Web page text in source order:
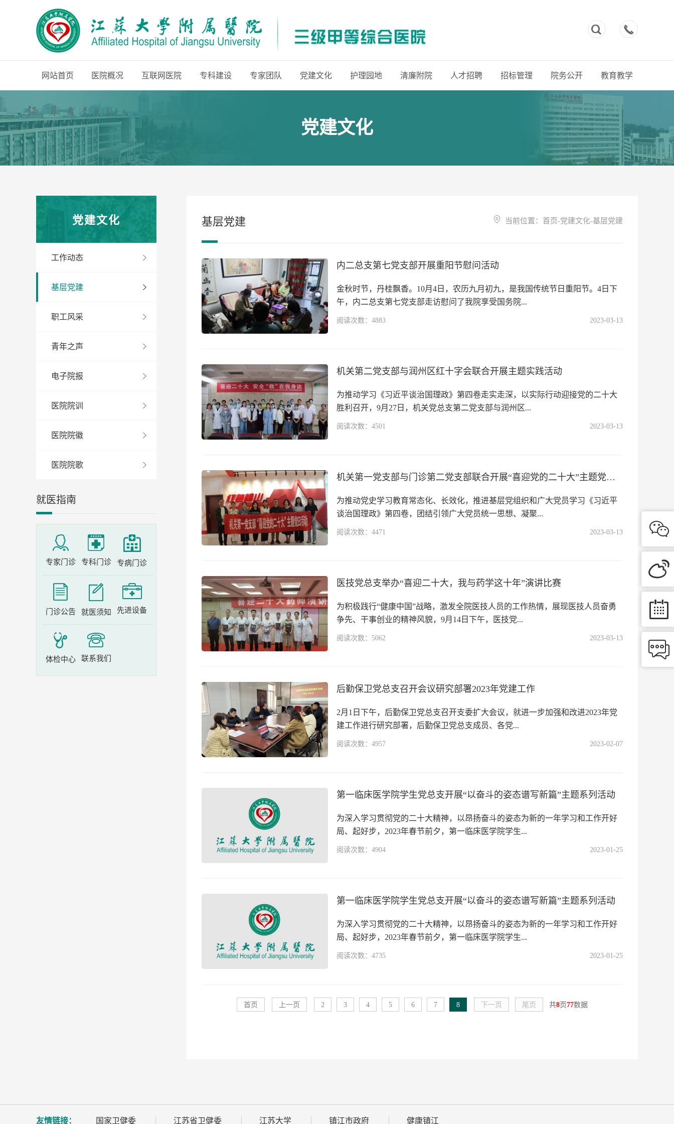

 
网站首页 医院概况 互联网医院 专科建设 专家团队 党建文化 护理园地 清廉附院 人才招聘 招标管理 院务公开 教育教学
党建文化
党建文化
工作动态
基层党建
职工风采
青年之声
电子院报
医院院训
医院院徽
医院院歌
就医指南
专家门诊 专科门诊 专病门诊
门诊公告 就医须知 先进设备
体检中心 联系我们
基层党建 当前位置： 首页-党建文化-基层党建
内二总支第七党支部开展重阳节慰问活动
金秋时节，丹桂飘香。10月4日，农历九月初九，是我国传统节日重阳节。4日下
午，内二总支第七党支部走访慰问了我院享受国务院...
阅读次数：4883 2023-03-13
机关第二党支部与润州区红十字会联合开展主题实践活动
为推动学习《习近平谈治国理政》第四卷走实走深，以实际行动迎接党的二十大
胜利召开，9月27日，机关党总支第二党支部与润州区...
阅读次数：4501 2023-03-13
机关第一党支部与门诊第二党支部联合开展“喜迎党的二十大”主题党日活动
为推动党史学习教育常态化、长效化，推进基层党组织和广大党员学习《习近平
谈治国理政》第四卷，团结引领广大党员统一思想、凝聚...
阅读次数：4471 2023-03-13
医技党总支举办“喜迎二十大，我与药学这十年”演讲比赛
为积极践行“健康中国”战略，激发全院医技人员的工作热情，展现医技人员奋勇
争先、干事创业的精神风貌，9月14日下午，医技党...
阅读次数：5062 2023-03-13
后勤保卫党总支召开会议研究部署2023年党建工作
2月1日下午，后勤保卫党总支召开支委扩大会议，就进一步加强和改进2023年党
建工作进行研究部署，后勤保卫党总支成员、各党...
阅读次数：4957 2023-02-07
第一临床医学院学生党总支开展“以奋斗的姿态谱写新篇”主题系列活动
为深入学习贯彻党的二十大精神，以昂扬奋斗的姿态为新的一年学习和工作开好
局、起好步，2023年春节前夕，第一临床医学院学生...
阅读次数：4904 2023-01-25
第一临床医学院学生党总支开展“以奋斗的姿态谱写新篇”主题系列活动
为深入学习贯彻党的二十大精神，以昂扬奋斗的姿态为新的一年学习和工作开好
局、起好步，2023年春节前夕，第一临床医学院学生...
阅读次数：4735 2023-01-25
首页 上一页 2 3 4 5 6 7 8 下一页 尾页 共8页77数据
友情链接： 国家卫健委 江苏省卫健委 江苏大学 镇江市政府 健康镇江



